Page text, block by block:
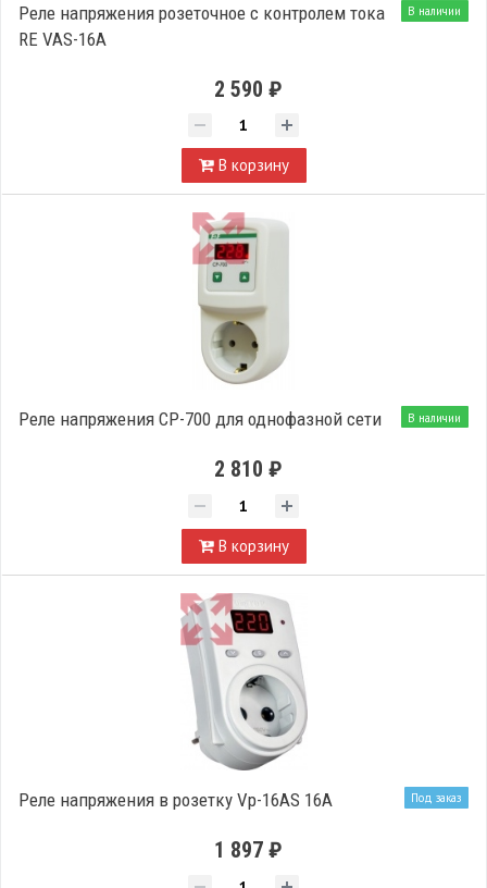
В наличии
Реле напряжения розеточное с контролем тока
RE VAS-16A
2 590 ₽
В корзину
В наличии
Реле напряжения CP-700 для однофазной сети
2 810 ₽
В корзину
Под заказ
Реле напряжения в розетку Vp-16AS 16А
1 897 ₽